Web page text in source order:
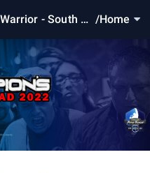
- South A /Home